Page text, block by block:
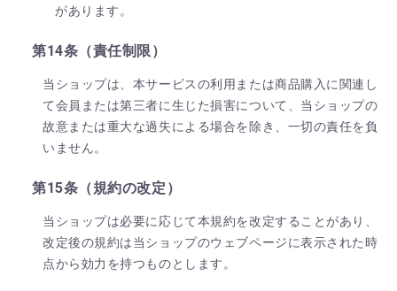
があります。
第14条（責任制限）
当ショップは、本サービスの利用または商品購入に関連し
て会員または第三者に生じた損害について、当ショップの
故意または重大な過失による場合を除き、一切の責任を負
いません。
第15条（規約の改定）
当ショップは必要に応じて本規約を改定することがあり、
改定後の規約は当ショップのウェブページに表示された時
点から効力を持つものとします。